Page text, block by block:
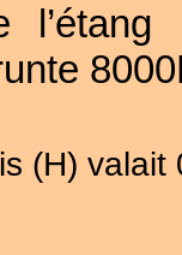
l’étang
(H) valait